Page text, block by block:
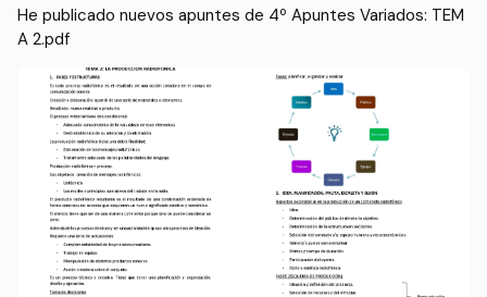
He publicado nuevos apuntes de 4º Apuntes Variados: TEM
A 2.pdf